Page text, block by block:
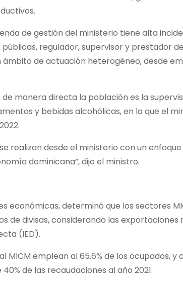
de gestión del ministerio tiene alta
regulador, supervisor y prestador
de actuación heterogéneo, desde
manera directa la población es la
y bebidas alcohólicas, en la que el
realizan desde el ministerio con un
dominicana”, dijo el ministro.
económicas, determinó que los sectores
de divisas, considerando las exportaciones
(IED).
emplean al 65.6% de los ocupados, y
de las recaudaciones al año 2021.